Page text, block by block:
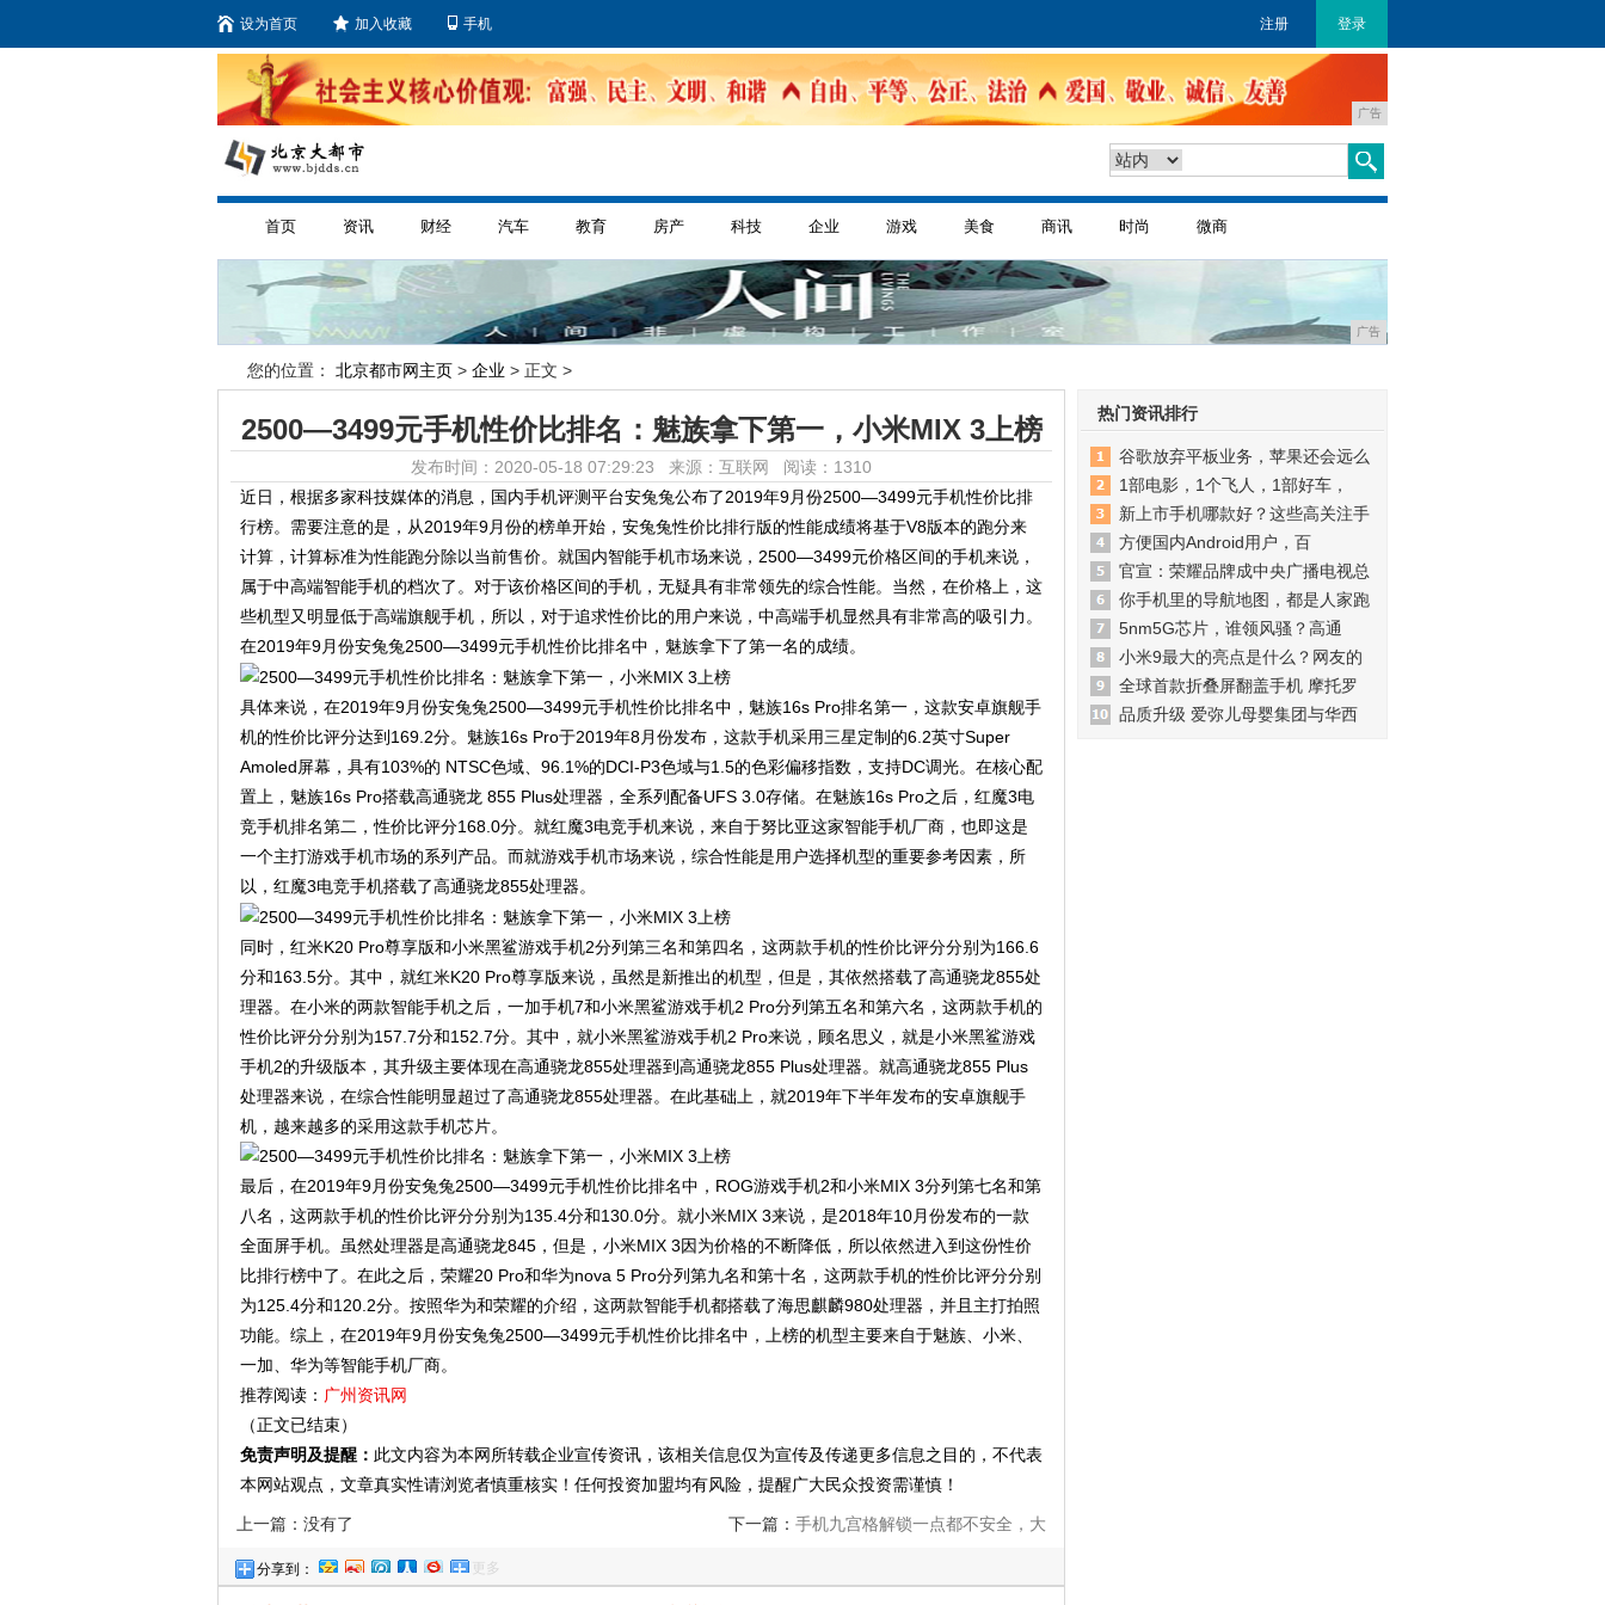
设为首页 加入收藏 手机 注册 登录
广告
首页 资讯 财经 汽车 教育 房产 科技 企业 游戏 美食 商讯 时尚 微商
广告
您的位置： 北京都市网主页 > 企业 > 正文 >
2500—3499元手机性价比排名：魅族拿下第一，小米MIX 3上榜
发布时间：2020-05-18 07:29:23 来源：互联网 阅读：1310
近日，根据多家科技媒体的消息，国内手机评测平台安兔兔公布了2019年9月份2500—3499元手机性价比排
行榜。需要注意的是，从2019年9月份的榜单开始，安兔兔性价比排行版的性能成绩将基于V8版本的跑分来
计算，计算标准为性能跑分除以当前售价。就国内智能手机市场来说，2500—3499元价格区间的手机来说，
属于中高端智能手机的档次了。对于该价格区间的手机，无疑具有非常领先的综合性能。当然，在价格上，这
些机型又明显低于高端旗舰手机，所以，对于追求性价比的用户来说，中高端手机显然具有非常高的吸引力。
在2019年9月份安兔兔2500—3499元手机性价比排名中，魅族拿下了第一名的成绩。
具体来说，在2019年9月份安兔兔2500—3499元手机性价比排名中，魅族16s Pro排名第一，这款安卓旗舰手
机的性价比评分达到169.2分。魅族16s Pro于2019年8月份发布，这款手机采用三星定制的6.2英寸Super
Amoled屏幕，具有103%的 NTSC色域、96.1%的DCI-P3色域与1.5的色彩偏移指数，支持DC调光。在核心配
置上，魅族16s Pro搭载高通骁龙 855 Plus处理器，全系列配备UFS 3.0存储。在魅族16s Pro之后，红魔3电
竞手机排名第二，性价比评分168.0分。就红魔3电竞手机来说，来自于努比亚这家智能手机厂商，也即这是
一个主打游戏手机市场的系列产品。而就游戏手机市场来说，综合性能是用户选择机型的重要参考因素，所
以，红魔3电竞手机搭载了高通骁龙855处理器。
同时，红米K20 Pro尊享版和小米黑鲨游戏手机2分列第三名和第四名，这两款手机的性价比评分分别为166.6
分和163.5分。其中，就红米K20 Pro尊享版来说，虽然是新推出的机型，但是，其依然搭载了高通骁龙855处
理器。在小米的两款智能手机之后，一加手机7和小米黑鲨游戏手机2 Pro分列第五名和第六名，这两款手机的
性价比评分分别为157.7分和152.7分。其中，就小米黑鲨游戏手机2 Pro来说，顾名思义，就是小米黑鲨游戏
手机2的升级版本，其升级主要体现在高通骁龙855处理器到高通骁龙855 Plus处理器。就高通骁龙855 Plus
处理器来说，在综合性能明显超过了高通骁龙855处理器。在此基础上，就2019年下半年发布的安卓旗舰手
机，越来越多的采用这款手机芯片。
最后，在2019年9月份安兔兔2500—3499元手机性价比排名中，ROG游戏手机2和小米MIX 3分列第七名和第
八名，这两款手机的性价比评分分别为135.4分和130.0分。就小米MIX 3来说，是2018年10月份发布的一款
全面屏手机。虽然处理器是高通骁龙845，但是，小米MIX 3因为价格的不断降低，所以依然进入到这份性价
比排行榜中了。在此之后，荣耀20 Pro和华为nova 5 Pro分列第九名和第十名，这两款手机的性价比评分分别
为125.4分和120.2分。按照华为和荣耀的介绍，这两款智能手机都搭载了海思麒麟980处理器，并且主打拍照
功能。综上，在2019年9月份安兔兔2500—3499元手机性价比排名中，上榜的机型主要来自于魅族、小米、
一加、华为等智能手机厂商。
推荐阅读： 广州资讯网
（正文已结束）
免责声明及提醒： 此文内容为本网所转载企业宣传资讯，该相关信息仅为宣传及传递更多信息之目的，不代表
本网站观点，文章真实性请浏览者慎重核实！任何投资加盟均有风险，提醒广大民众投资需谨慎！
上一篇：没有了 下一篇： 手机九宫格解锁一点都不安全，大
分享到： 更多
热门资讯排行
谷歌放弃平板业务，苹果还会远么
1部电影，1个飞人，1部好车，
新上市手机哪款好？这些高关注手
方便国内Android用户，百
官宣：荣耀品牌成中央广播电视总
你手机里的导航地图，都是人家跑
5nm5G芯片，谁领风骚？高通
小米9最大的亮点是什么？网友的
全球首款折叠屏翻盖手机 摩托罗
品质升级 爱弥儿母婴集团与华西